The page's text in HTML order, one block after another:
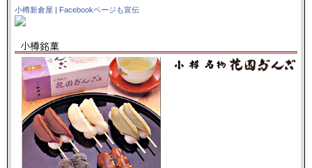
小樽新倉屋 | Facebookページも宣伝
小樽銘菓